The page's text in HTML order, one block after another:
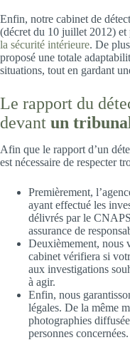
Enfin, notre cabinet de
(décret du 10 juillet 2012)
la sécurité intérieure. De
proposé une totale
situations, tout en gardant
Le rapport du
devant un
Afin que le rapport d’un
est nécessaire de respecter
Premièrement,
ayant effectué les
délivrés par le
assurance de
Deuxièmement, nous
cabinet vérifiera si
aux investigations
à agir.
Enfin, nous
légales. De la même
photographies
personnes concernées.